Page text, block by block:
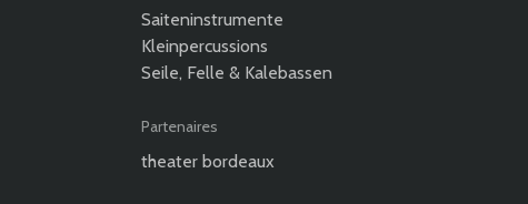
Saiteninstrumente
Kleinpercussions
Seile, Felle & Kalebassen
Partenaires
theater bordeaux